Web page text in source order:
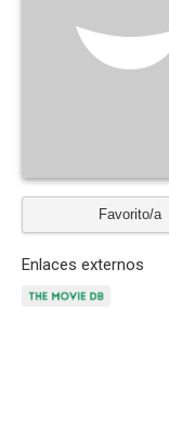
Favorito/a
Enlaces externos